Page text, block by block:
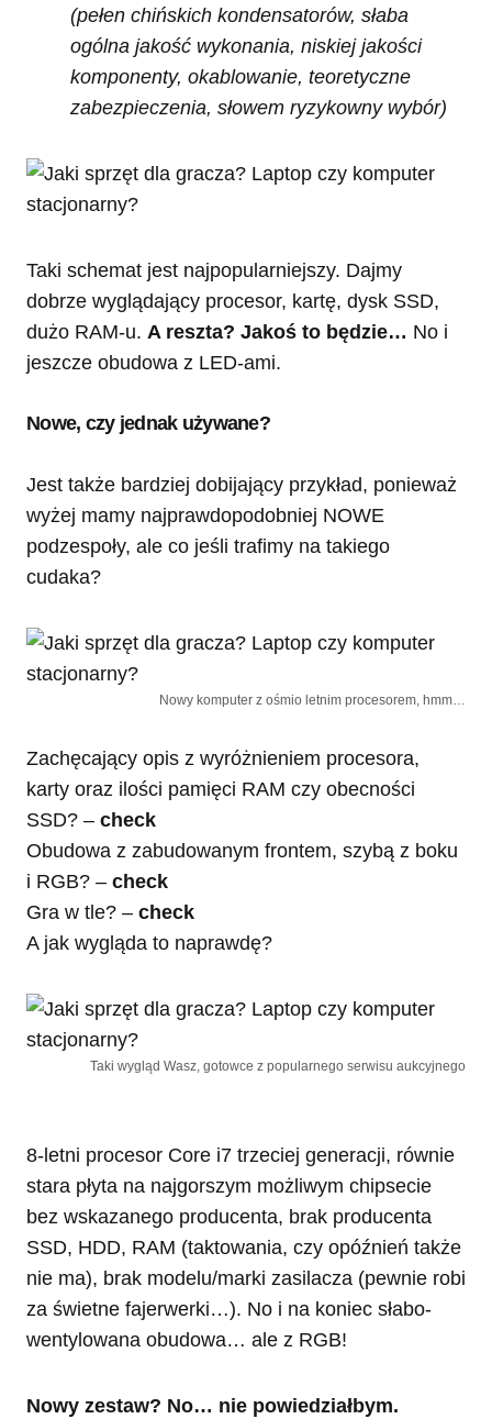
(pełen chińskich kondensatorów, słaba
ogólna jakość wykonania, niskiej jakości
komponenty, okablowanie, teoretyczne
zabezpieczenia, słowem ryzykowny wybór)
Taki schemat jest najpopularniejszy. Dajmy
dobrze wyglądający procesor, kartę, dysk SSD,
dużo RAM-u. A reszta? Jakoś to będzie… No i
jeszcze obudowa z LED-ami.
Nowe, czy jednak używane?
Jest także bardziej dobijający przykład, ponieważ
wyżej mamy najprawdopodobniej NOWE
podzespoły, ale co jeśli trafimy na takiego
cudaka?
Nowy komputer z ośmio letnim procesorem, hmm…
Zachęcający opis z wyróżnieniem procesora,
karty oraz ilości pamięci RAM czy obecności
SSD? – check
Obudowa z zabudowanym frontem, szybą z boku
i RGB? – check
Gra w tle? – check
A jak wygląda to naprawdę?
Taki wygląd Wasz, gotowce z popularnego serwisu aukcyjnego
8-letni procesor Core i7 trzeciej generacji, równie
stara płyta na najgorszym możliwym chipsecie
bez wskazanego producenta, brak producenta
SSD, HDD, RAM (taktowania, czy opóźnień także
nie ma), brak modelu/marki zasilacza (pewnie robi
za świetne fajerwerki…). No i na koniec słabo-
wentylowana obudowa… ale z RGB!
Nowy zestaw? No… nie powiedziałbym.